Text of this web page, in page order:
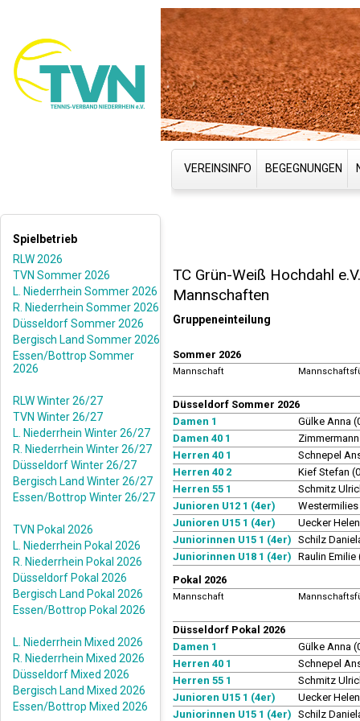
VEREINSINFO BEGEGNUNGEN
Spielbetrieb
RLW 2026
TVN Sommer 2026
L. Niederrhein Sommer 2026
R. Niederrhein Sommer 2026
Düsseldorf Sommer 2026
Bergisch Land Sommer 2026
Essen/Bottrop Sommer
2026
RLW Winter 26/27
TVN Winter 26/27
L. Niederrhein Winter 26/27
R. Niederrhein Winter 26/27
Düsseldorf Winter 26/27
Bergisch Land Winter 26/27
Essen/Bottrop Winter 26/27
TVN Pokal 2026
L. Niederrhein Pokal 2026
R. Niederrhein Pokal 2026
Düsseldorf Pokal 2026
Bergisch Land Pokal 2026
Essen/Bottrop Pokal 2026
L. Niederrhein Mixed 2026
R. Niederrhein Mixed 2026
Düsseldorf Mixed 2026
Bergisch Land Mixed 2026
Essen/Bottrop Mixed 2026
TC Grün-Weiß Hochdahl e.V.
Mannschaften
Gruppeneinteilung
Sommer 2026
Mannschaft
Düsseldorf Sommer 2026
Damen 1
Gülke Anna
Damen 40 1
Herren 40 1
Schnepel
Herren 40 2
Kief Stefan
Herren 55 1
Schmitz
Junioren U12 1 (4er)
Junioren U15 1 (4er)
Uecker
Juniorinnen U15 1 (4er) Schilz
Juniorinnen U18 1 (4er) Raulin
Pokal 2026
Mannschaft
Düsseldorf Pokal 2026
Damen 1
Gülke Anna
Herren 40 1
Schnepel
Herren 55 1
Schmitz
Junioren U15 1 (4er)
Uecker
Juniorinnen U15 1 (4er) Schilz